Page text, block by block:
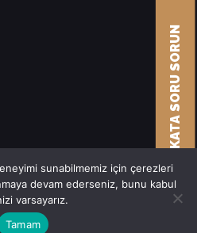
sunabilmemiz için çerezleri
devam ederseniz, bunu kabul
varsayarız.
Tamam
AVUKATA SORU SORUN